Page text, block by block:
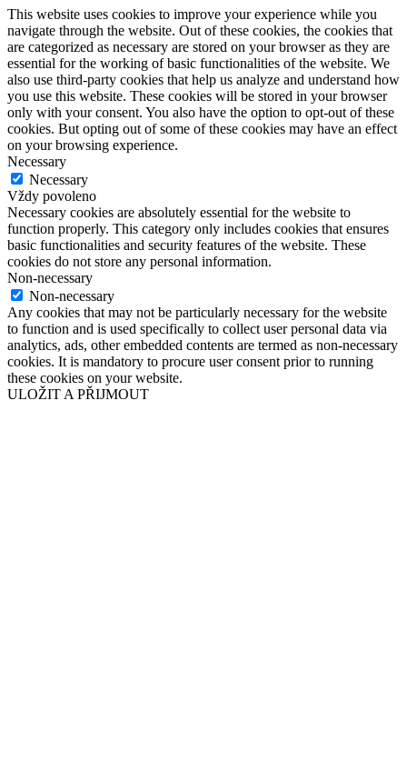
This website uses cookies to improve your experience while you
navigate through the website. Out of these cookies, the cookies that
are categorized as necessary are stored on your browser as they are
essential for the working of basic functionalities of the website. We
also use third-party cookies that help us analyze and understand how
you use this website. These cookies will be stored in your browser
only with your consent. You also have the option to opt-out of these
cookies. But opting out of some of these cookies may have an effect
on your browsing experience.
Necessary
Necessary
Vždy povoleno
Necessary cookies are absolutely essential for the website to
function properly. This category only includes cookies that ensures
basic functionalities and security features of the website. These
cookies do not store any personal information.
Non-necessary
Non-necessary
Any cookies that may not be particularly necessary for the website
to function and is used specifically to collect user personal data via
analytics, ads, other embedded contents are termed as non-necessary
cookies. It is mandatory to procure user consent prior to running
these cookies on your website.
ULOŽIT A PŘIJMOUT